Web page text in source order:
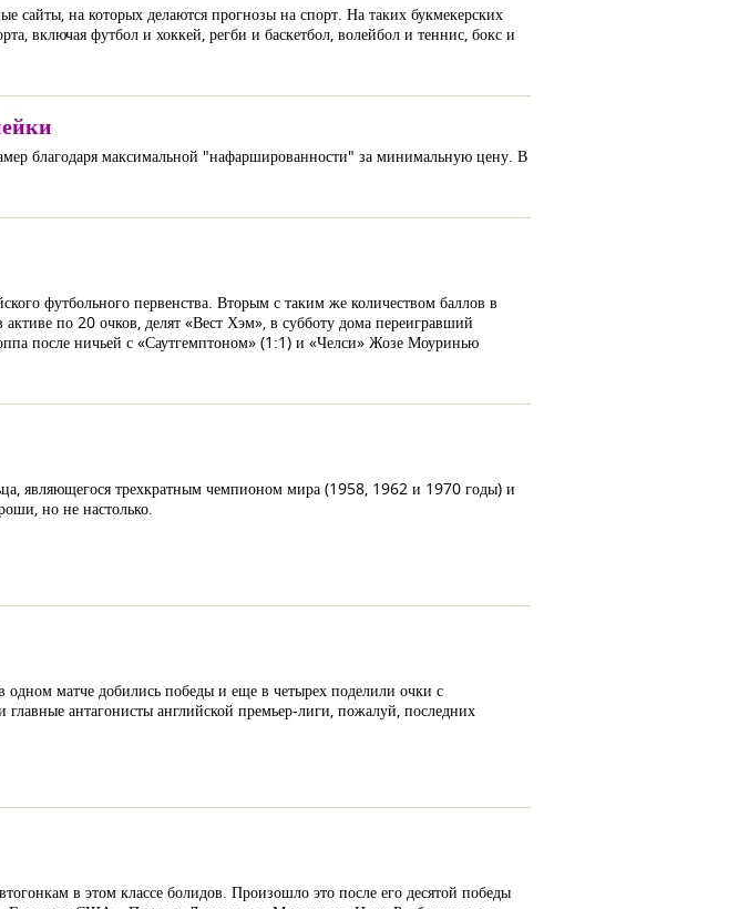
сайты, на которых делаются прогнозы на спорт. На таких букмекерских
включая футбол и хоккей, регби и баскетбол, волейбол и теннис, бокс и
благодаря максимальной "нафаршированности" за минимальную цену. В
футбольного первенства. Вторым с таким же количеством баллов в
по 20 очков, делят «Вест Хэм», в субботу дома переигравший
после ничьей с «Саутгемптоном» (1:1) и «Челси» Жозе Моуринью
являющегося трехкратным чемпионом мира (1958, 1962 и 1970 годы) и
но не настолько.
матче добились победы и еще в четырех поделили очки с
антагонисты английской премьер-лиги, пожалуй, последних
в этом классе болидов. Произошло это после его десятой победы